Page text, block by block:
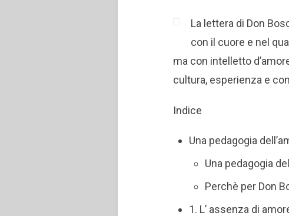
La lettera di Don
con il cuore e nel
ma con intelletto
cultura, esperienza e
Indice
Una pedagogia
Una pedagogia
Perchè per Don
1. L’ assenza di